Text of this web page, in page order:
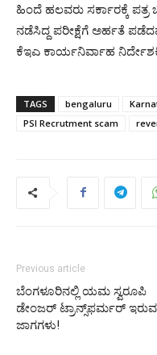
ಹಿಂದೆ ಹಲವರು ಸರ್ಕಾರಕ್ಕೆ
ನಡೆಸಿದ್ದ ಪರೀಕ್ಷೆಗೆ ಅರ್ಹತೆ
ಕೆಇಎ ಕಾರ್ಯನಿರ್ವಾಹ
TAGS bengaluru
PSI Recrutment scam
Previous article
ಬೆಂಗಳೂರಿನಲ್ಲಿ ಯಮ ಸ್ವರೂಪಿ
ಡೇಂಜರ್‌ ಟ್ರಾನ್ಸ್‌ಫರ್ಮರ್‌ ಇರುವ
ಜಾಗಗಳು!